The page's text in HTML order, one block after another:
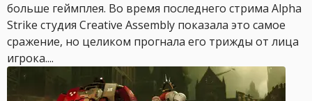
больше геймплея. Во время последнего стрима Alpha
Strike студия Creative Assembly показала это самое
сражение, но целиком прогнала его трижды от лица
игрока....